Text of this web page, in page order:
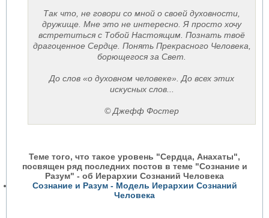
Так что, не говори со мной о своей духовности,
дружище. Мне это не интересно. Я просто хочу
встретиться с Тобой Настоящим. Познать твоё
драгоценное Сердце. Понять Прекрасного Человека,
борющегося за Свет.
До слов «о духовном человеке». До всех этих
искусных слов...
© Джефф Фостер
Теме того, что такое уровень "Сердца, Анахаты",
посвящен ряд последних постов в теме "Сознание и
Разум" - об Иерархии Сознаний Человека
Сознание и Разум - Модель Иерархии Сознаний
Человека